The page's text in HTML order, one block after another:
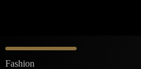
Fashion